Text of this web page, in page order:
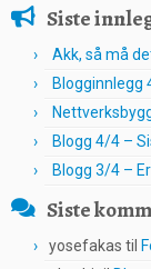
Siste
Akk, så må
Blogginnlegg
Blogg 4/4 –
Blogg 3/4 –
Siste
yosefakas til